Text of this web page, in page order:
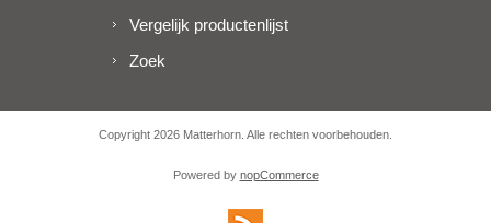
Vergelijk productenlijst
Zoek
Copyright 2026 Matterhorn. Alle rechten voorbehouden.
Powered by nopCommerce